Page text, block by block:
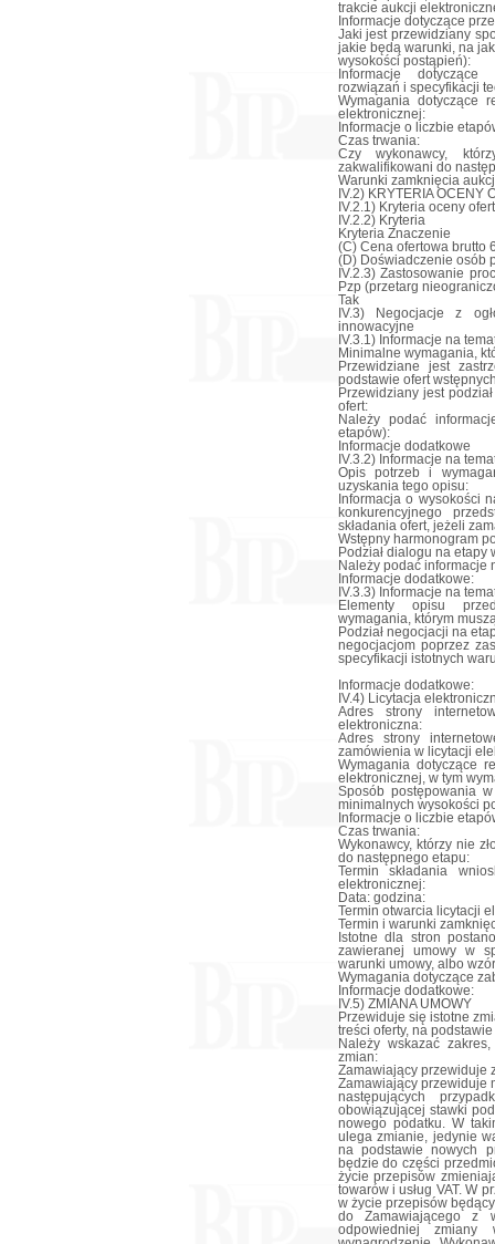
trakcie aukcji
Informacje dotyczące
Jaki jest przewidziany
jakie będą warunki, na
wysokości postąpień):
Informacje dotyczące
rozwiązań i specyfikacji
Wymagania dotyczące
elektronicznej:
Informacje o liczbie
Czas trwania:
Czy wykonawcy,
zakwalifikowani do
Warunki zamknięcia
IV.2) KRYTERIA OCENY
IV.2.1) Kryteria oceny
IV.2.2) Kryteria
Kryteria Znaczenie
(C) Cena ofertowa brutto
(D) Doświadczenie osób
IV.2.3) Zastosowanie
Pzp (przetarg
Tak
IV.3) Negocjacje z
innowacyjne
IV.3.1) Informacje na
Minimalne wymagania,
Przewidziane jest
podstawie ofert
Przewidziany jest
ofert:
Należy podać
etapów):
Informacje dodatkowe
IV.3.2) Informacje na
Opis potrzeb i
uzyskania tego opisu:
Informacja o wysokości
konkurencyjnego
składania ofert, jeżeli
Wstępny harmonogram
Podział dialogu na
Należy podać informacje
Informacje dodatkowe:
IV.3.3) Informacje na
Elementy opisu
wymagania, którym
Podział negocjacji na
negocjacjom poprzez
specyfikacji istotnych
Informacje dodatkowe:
IV.4) Licytacja
Adres strony
elektroniczna:
Adres strony
zamówienia w licytacji
Wymagania dotyczące
elektronicznej, w tym
Sposób postępowania
minimalnych wysokości
Informacje o liczbie
Czas trwania:
Wykonawcy, którzy nie
do następnego etapu:
Termin składania
elektronicznej:
Data: godzina:
Termin otwarcia licytacji
Termin i warunki
Istotne dla stron
zawieranej umowy w
warunki umowy, albo
Wymagania dotyczące
Informacje dodatkowe:
IV.5) ZMIANA UMOWY
Przewiduje się istotne
treści oferty, na
Należy wskazać
zmian:
Zamawiający przewiduje
Zamawiający przewiduje
następujących
obowiązującej stawki
nowego podatku. W
ulega zmianie, jedynie
na podstawie nowych
będzie do części
życie przepisów
towarów i usług VAT. W
w życie przepisów
do Zamawiającego z
odpowiedniej zmiany